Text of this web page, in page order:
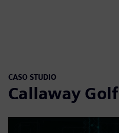
CASO STUDIO
Callaway Golf